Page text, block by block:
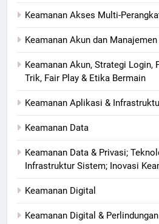
Keamanan Akses Multi-
Keamanan Akun dan Manajemen
Keamanan Akun, Strategi Login,
Trik, Fair Play & Etika Bermain
Keamanan Aplikasi &
Keamanan Data
Keamanan Data & Privasi;
Infrastruktur Sistem; Inovasi
Keamanan Digital
Keamanan Digital &